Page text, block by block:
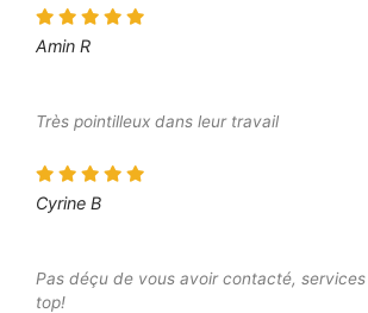
Amin R
Très pointilleux dans leur travail
Cyrine B
Pas déçu de vous avoir contacté,
top!